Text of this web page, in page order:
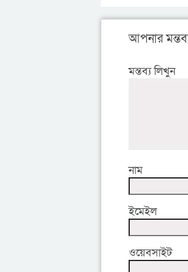
আপনার
মন্তব্য লিখুন
নাম
ইমেইল
ওয়েবসাইট